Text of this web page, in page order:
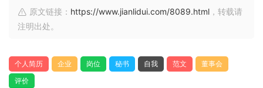
原文链接： https://www.jianlidui.com/8089.html ，转载请
注明出处。
个人简历 企业 岗位 秘书 自我 范文
董事会
评价